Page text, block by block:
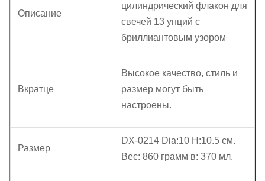
Описание
цилиндрический флакон для
свечей 13 унций с
бриллиантовым узором
Вкратце
Высокое качество, стиль и
размер могут быть
настроены.
Размер
DX-0214 Dia:10 H:10.5 см.
Вес: 860 грамм в: 370 мл.